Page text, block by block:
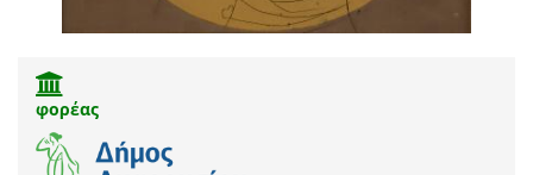
φορέας